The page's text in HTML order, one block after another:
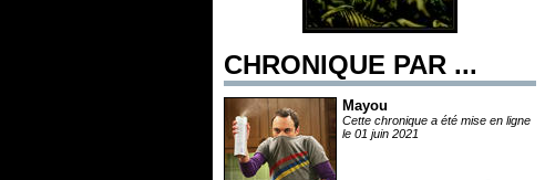
CHRONIQUE PAR ...
Mayou
Cette chronique a été mise en ligne
le 01 juin 2021